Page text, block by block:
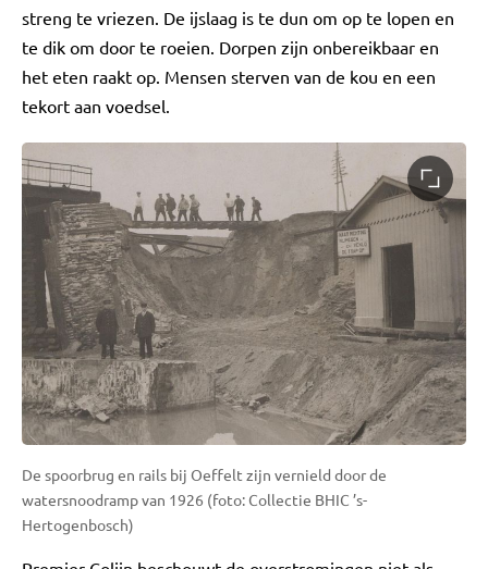
streng te vriezen. De ijslaag is te dun om op te lopen en
te dik om door te roeien. Dorpen zijn onbereikbaar en
het eten raakt op. Mensen sterven van de kou en een
tekort aan voedsel.
De spoorbrug en rails bij Oeffelt zijn vernield door de
watersnoodramp van 1926 (foto: Collectie BHIC ’s-
Hertogenbosch)